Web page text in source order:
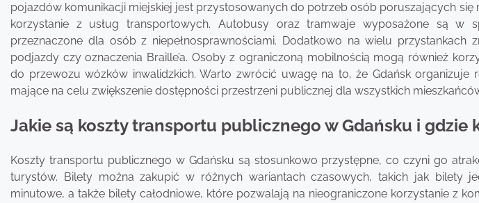
pojazdów komunikacji miejskiej jest przystosowanych do potrzeb osób poruszających się
korzystanie z usług transportowych. Autobusy oraz tramwaje wyposażone są w
przeznaczone dla osób z niepełnosprawnościami. Dodatkowo na wielu przystankach
podjazdy czy oznaczenia Braille’a. Osoby z ograniczoną mobilnością mogą również
do przewozu wózków inwalidzkich. Warto zwrócić uwagę na to, że Gdańsk organizuje
mające na celu zwiększenie dostępności przestrzeni publicznej dla wszystkich
Jakie są koszty transportu publicznego w Gdańsku i gdzie
Koszty transportu publicznego w Gdańsku są stosunkowo przystępne, co czyni go
turystów. Bilety można zakupić w różnych wariantach czasowych, takich jak bilety
minutowe, a także bilety całodniowe, które pozwalają na nieograniczone korzystanie z